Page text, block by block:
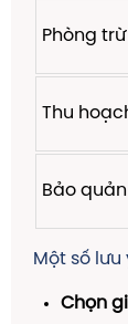
Phòng
Thu
Bảo quản
Một số
Chọn